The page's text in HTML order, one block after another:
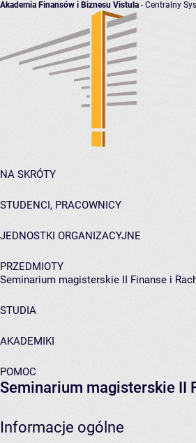
Akademia Finansów i Biznesu Vistula - Centralny
NA SKRÓTY
STUDENCI, PRACOWNICY
JEDNOSTKI ORGANIZACYJNE
PRZEDMIOTY
Seminarium magisterskie II Finanse i
STUDIA
AKADEMIKI
POMOC
Seminarium magisterskie II
Informacje ogólne